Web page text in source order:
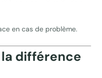
en cas de problème.
la différence